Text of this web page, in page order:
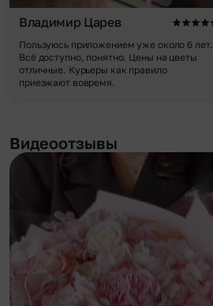
Владимир Царев
Пользуюсь приложением уже около 6 лет.
Всё доступно, понятно. Цены на цветы
отличные. Курьеры как правило
приезжают вовремя.
Видеоотзывы